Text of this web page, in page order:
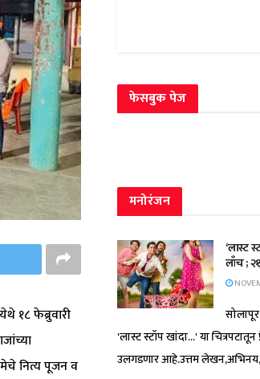
१८ फेब्रुवारी
नित्य पूजन व
फेसबुक पेज
मनोरंजन
‘लास्ट
लाँच ;
'लास्ट स्टॉप खांदा...' या चित्रपटातून
उलगडणार आहे.उत्तम